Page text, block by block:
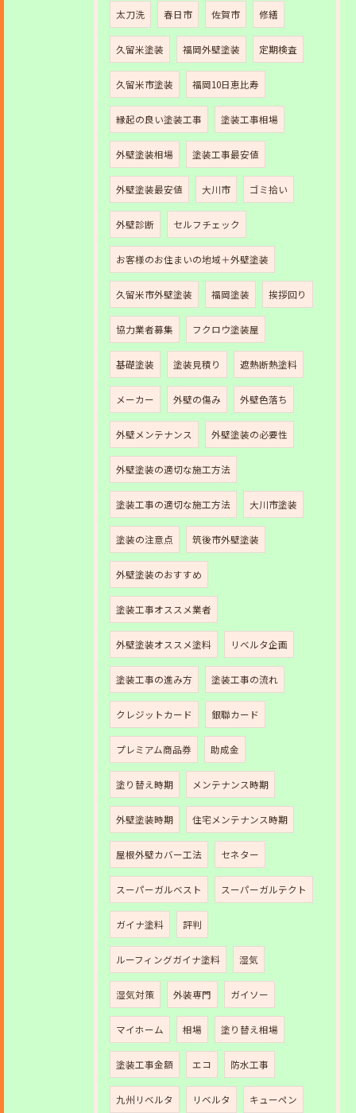
太刀洗 春日市 佐賀市 修繕
久留米塗装 福岡外壁塗装 定期検査
久留米市塗装 福岡10日恵比寿
縁起の良い塗装工事 塗装工事相場
外壁塗装相場 塗装工事最安値
外壁塗装最安値 大川市 ゴミ拾い
外壁診断 セルフチェック
お客様のお住まいの地域＋外壁塗装
久留米市外壁塗装 福岡塗装 挨拶回り
協力業者募集 フクロウ塗装屋
基礎塗装 塗装見積り 遮熱断熱塗料
メーカー 外壁の傷み 外壁色落ち
外壁メンテナンス 外壁塗装の必要性
外壁塗装の適切な施工方法
塗装工事の適切な施工方法 大川市塗装
塗装の注意点 筑後市外壁塗装
外壁塗装のおすすめ
塗装工事オススメ業者
外壁塗装オススメ塗料 リベルタ企画
塗装工事の進み方 塗装工事の流れ
クレジットカード 銀聯カード
プレミアム商品券 助成金
塗り替え時期 メンテナンス時期
外壁塗装時期 住宅メンテナンス時期
屋根外壁カバー工法 セネター
スーパーガルベスト スーパーガルテクト
ガイナ塗料 評判
ルーフィングガイナ塗料 湿気
湿気対策 外装専門 ガイソー
マイホーム 相場 塗り替え相場
塗装工事金額 エコ 防水工事
九州リベルタ リベルタ キューペン